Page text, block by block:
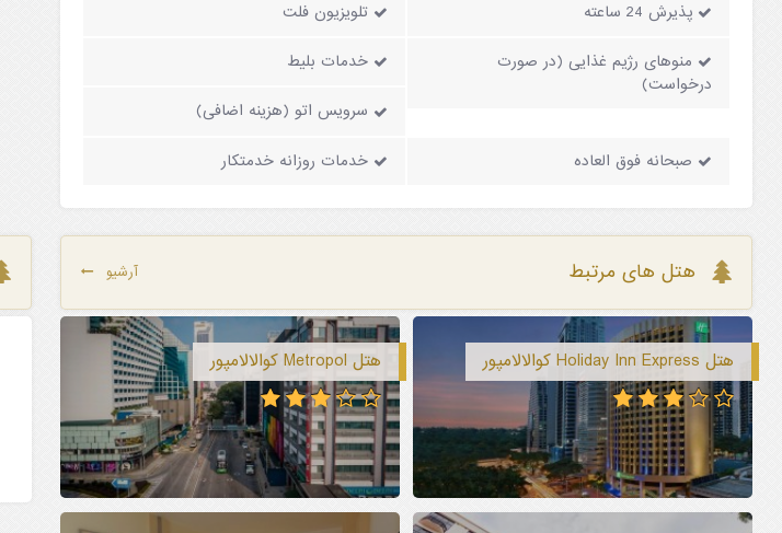
پذیرش 24 ساعته تلویزیون فلت
منوهای رژیم غذایی (در صورت
درخواست)
خدمات بلیط
سرویس اتو (هزینه اضافی)
صبحانه فوق العاده خدمات روزانه خدمتکار
هتل های مرتبط آرشیو
هتل Holiday Inn Express کوالالامپور هتل Metropol کوالالامپور